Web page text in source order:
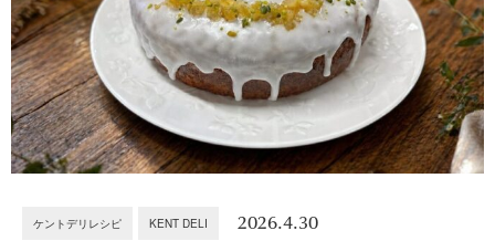
ケントデリレシピ KENT DELI 2026.4.30